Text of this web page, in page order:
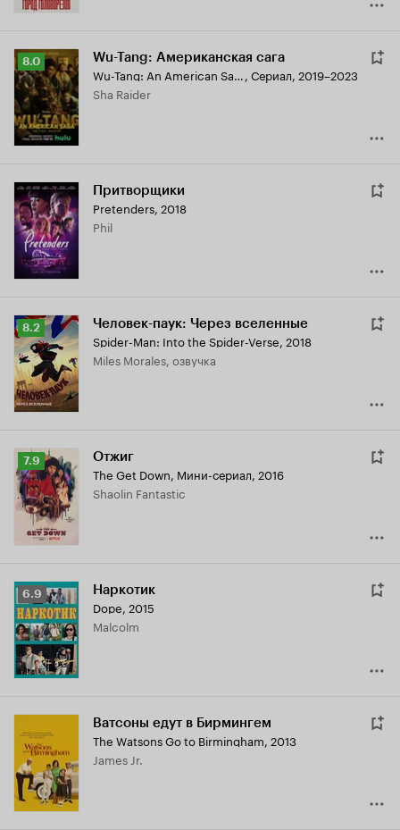
Рейтинг
Кинопоиска
8.0
8.0 Wu-Tang: Американская сага
Wu-Tang: An American Saga, Сериал, 2019–2023
Sha Raider
Притворщики
Pretenders, 2018
Phil
Рейтинг
Кинопоиска
8.2
8.2 Человек-паук: Через вселенные
Spider-Man: Into the Spider-Verse, 2018
Miles Morales, озвучка
Рейтинг
Кинопоиска
7.9
7.9 Отжиг
The Get Down, Мини-сериал, 2016
Shaolin Fantastic
Рейтинг
Кинопоиска
6.9
6.9 Наркотик
Dope, 2015
Malcolm
Ватсоны едут в Бирмингем
The Watsons Go to Birmingham, 2013
James Jr.